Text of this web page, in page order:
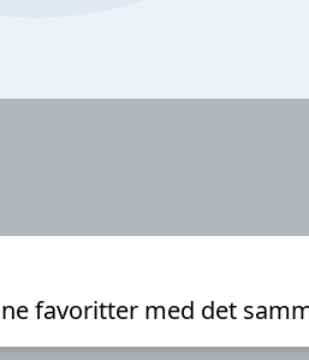
favoritter med det